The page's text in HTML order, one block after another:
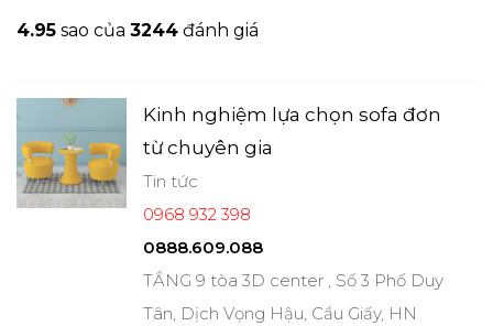
4.95 sao của 3244 đánh giá
Kinh nghiệm lựa chọn sofa đơn
từ chuyên gia
Tin tức
0968 932 398
0888.609.088
TẦNG 9 tòa 3D center , Số 3 Phố Duy
Tân, Dịch Vọng Hậu, Cầu Giấy, HN